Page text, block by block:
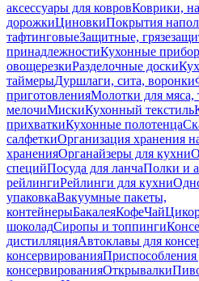
аксессуары для ковровКоврики,
дорожкиЦиновкиПокрытия
тафтинговыеЗащитные,
принадлежностиКухонные
овощерезкиРазделочные доски
таймерыДуршлаги, сита, воронки
приготовленияМолотки для мяса,
мелочиМискиКухонный текстиль
прихваткиКухонные полотенца
салфеткиОрганизация хранения
храненияОрганайзеры для кухни
специйПосуда для ланчаПолки и
рейлингиРейлинги для кухни
упаковкаВакуумные пакеты,
контейнерыБакалеяКофеЧай
шоколадСиропы и топпинги
дистилляцияАвтоклавы для
консервированияПриспособления
консервированияОткрывалки